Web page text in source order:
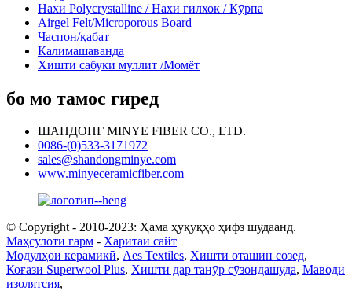
Нахи Polycrystalline / Нахи гилхок / Кӯрпа
Airgel Felt/Microporous Board
Часпон/қабат
Калимашаванда
Хишти сабуки муллит /Момёт
бо мо тамос гиред
ШАНДОНГ MINYE FIBER CO., LTD.
0086-(0)533-3171972
sales@shandongminye.com
www.minyeceramicfiber.com
© Copyright - 2010-2023: Ҳама ҳуқуқҳо ҳифз шудаанд.
Маҳсулоти гарм - Харитаи сайт
Модулҳои керамикӣ, Aes Textiles, Хишти оташин созед,
Коғази Superwool Plus, Хишти дар танӯр сӯзондашуда, Маводи
изолятсия,